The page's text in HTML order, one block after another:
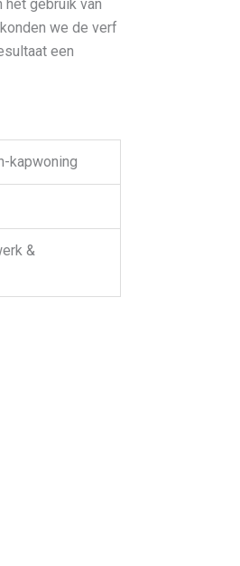
het gebruik van
we de verf
een
kapwoning
&